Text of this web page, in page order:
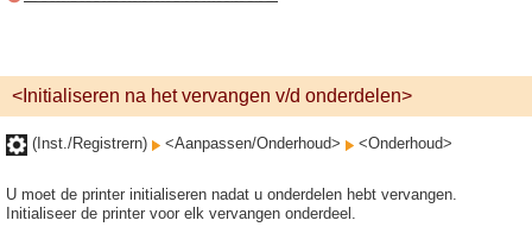
<Initialiseren na het vervangen v/d onderdelen>
(Inst./Registrern) <Aanpassen/Onderhoud> <Onderhoud>
U moet de printer initialiseren nadat u onderdelen hebt vervangen.
Initialiseer de printer voor elk vervangen onderdeel.